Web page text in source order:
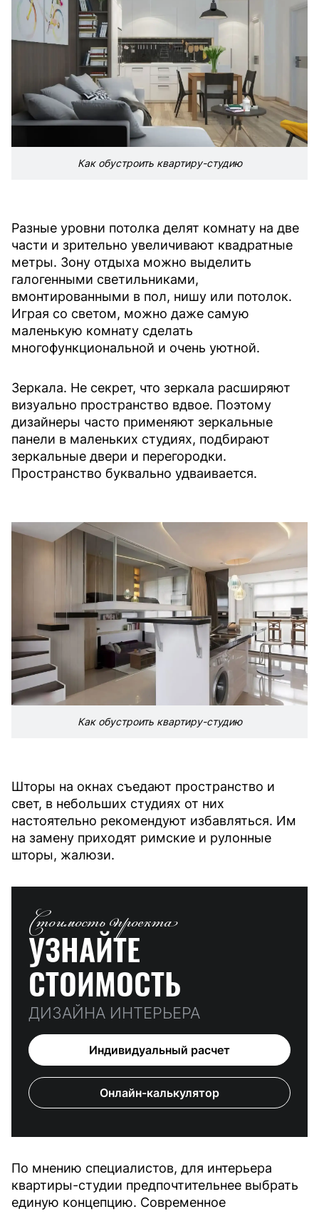
Как обустроить квартиру-студию
Разные уровни потолка делят комнату на две
части и зрительно увеличивают квадратные
метры. Зону отдыха можно выделить
галогенными светильниками,
вмонтированными в пол, нишу или потолок.
Играя со светом, можно даже самую
маленькую комнату сделать
многофункциональной и очень уютной.
Зеркала. Не секрет, что зеркала расширяют
визуально пространство вдвое. Поэтому
дизайнеры часто применяют зеркальные
панели в маленьких студиях, подбирают
зеркальные двери и перегородки.
Пространство буквально удваивается.
Как обустроить квартиру-студию
Шторы на окнах съедают пространство и
свет, в небольших студиях от них
настоятельно рекомендуют избавляться. Им
на замену приходят римские и рулонные
шторы, жалюзи.
Стоимость проекта
УЗНАЙТЕ
СТОИМОСТЬ
ДИЗАЙНА ИНТЕРЬЕРА
Индивидуальный расчет
Онлайн-калькулятор
По мнению специалистов, для интерьера
квартиры-студии предпочтительнее выбрать
единую концепцию. Cовременное